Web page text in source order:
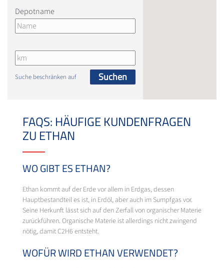
Depotname
Suche beschränken auf Suchen
FAQS: HÄUFIGE KUNDENFRAGEN
ZU ETHAN
WO GIBT ES ETHAN?
Ethan kommt auf der Erde vor allem in Erdgas, dessen
Hauptbestandteil es ist, in Erdöl, aber auch im Sumpfgas vor.
Seine Herkunft lässt sich auf den Zerfall von organischer Materie
zurückführen. Organische Materie ist allerdings nicht zwingend
nötig, damit C2H6 entsteht.
WOFÜR WIRD ETHAN VERWENDET?